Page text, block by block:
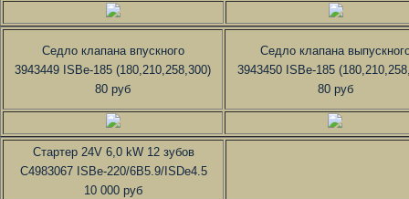
Седло клапана впускного
3943449 ISBe-185 (180,210,258,300)
80 руб
Седло клапана
3943450 ISBe-185
80 руб
Стартер 24V 6,0 kW 12 зубов
C4983067 ISBe-220/6B5.9/ISDe4.5
10 000 руб